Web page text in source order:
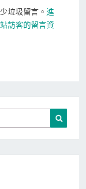
垃圾留言。 進
訪客的留言資